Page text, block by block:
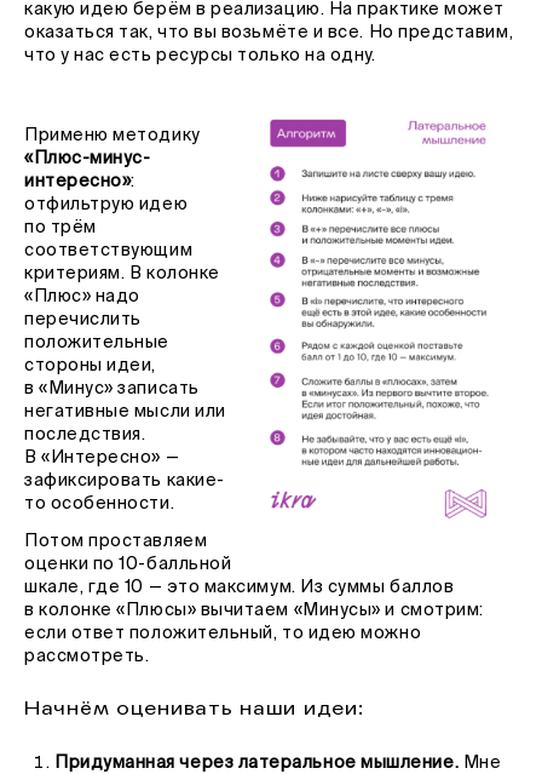
какую идею берём в реализацию. На практике может
оказаться так, что вы возьмёте и все. Но представим,
что у нас есть ресурсы только на одну.
Применю методику
«Плюс-минус-
интересно»:
отфильтрую идею
по трём
соответствующим
критериям. В колонке
«Плюс» надо
перечислить
положительные
стороны идеи,
в «Минус» записать
негативные мысли или
последствия.
В «Интересно» —
зафиксировать какие-
то особенности.
Потом проставляем
оценки по 10-балльной
шкале, где 10 — это максимум. Из суммы баллов
в колонке «Плюсы» вычитаем «Минусы» и смотрим:
если ответ положительный, то идею можно
рассмотреть.
Начнём оценивать наши идеи:
Придуманная через латеральное мышление. Мне